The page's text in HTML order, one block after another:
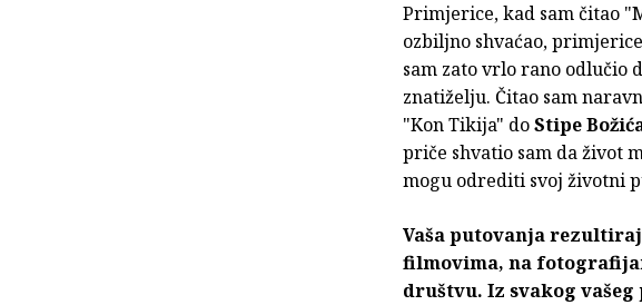
Primjerice, kad sam čitao
ozbiljno shvaćao,
sam zato vrlo rano odlučio
znatiželju. Čitao sam
"Kon Tikija" doStipe
priče shvatio sam da život
mogu odrediti svoj životni
Vaša putovanja
filmovima, na
društvu. Iz svakog